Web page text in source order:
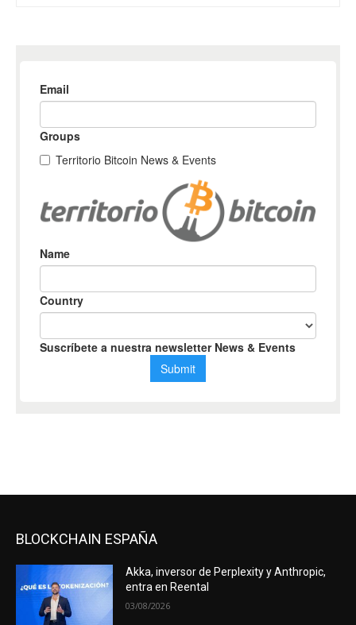
BLOCKCHAIN ESPAÑA
Akka, inversor de Perplexity y Anthropic,
entra en Reental
03/08/2026